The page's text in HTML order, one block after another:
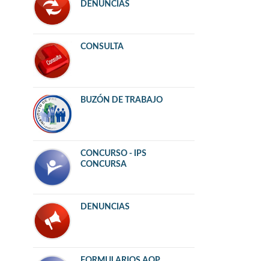
DENUNCIAS
CONSULTA
BUZÓN DE TRABAJO
CONCURSO - IPS
CONCURSA
DENUNCIAS